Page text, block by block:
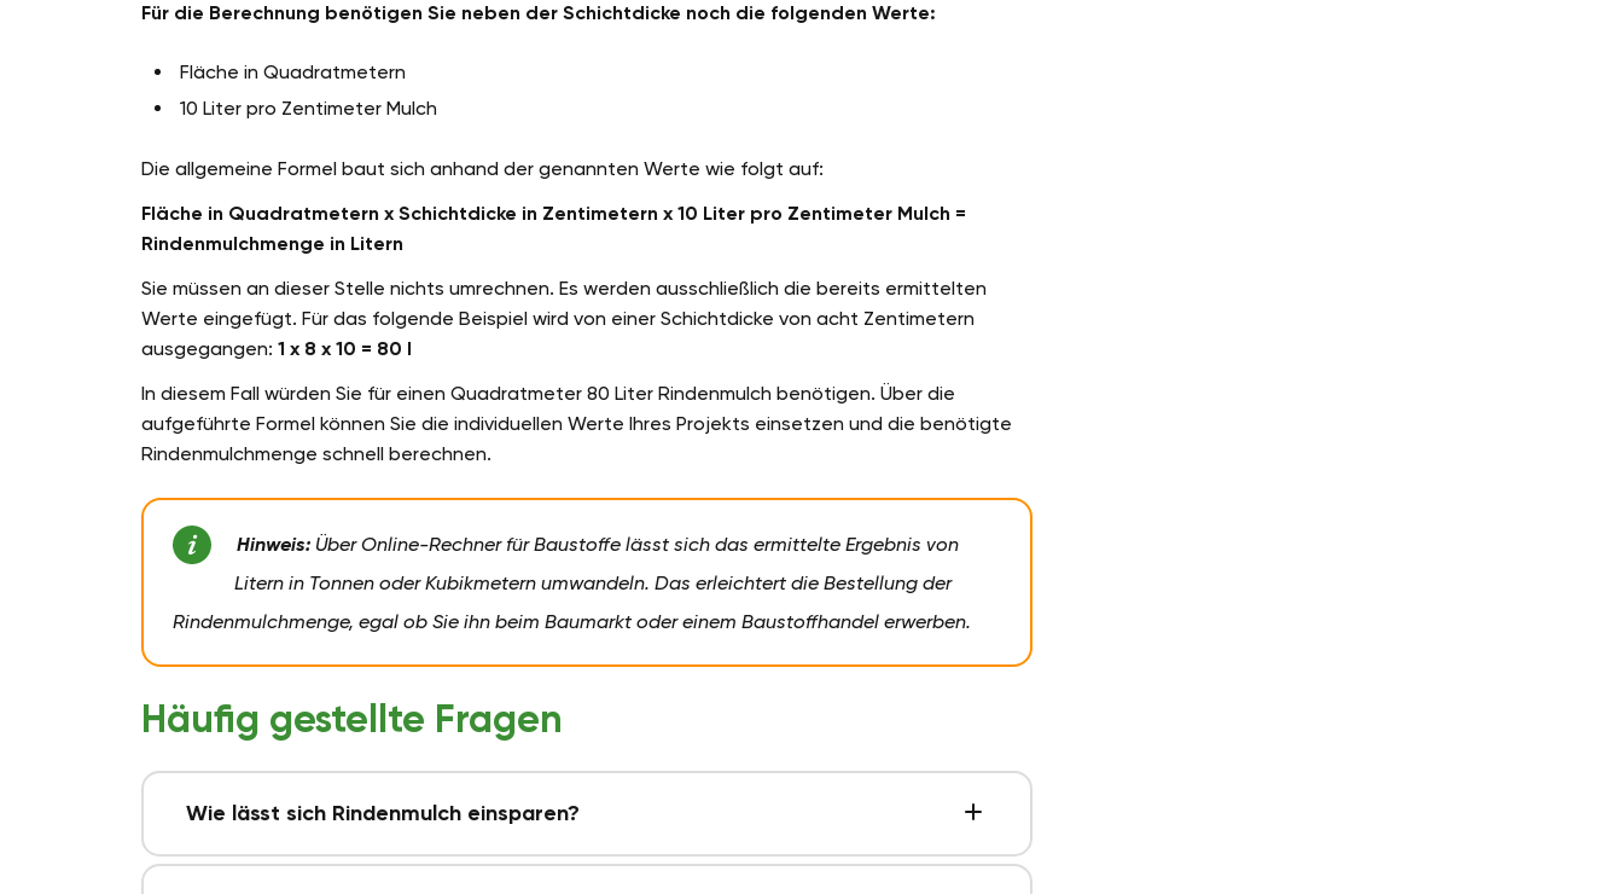
Für die Berechnung benötigen Sie neben der Schichtdicke noch die folgenden Werte:
Fläche in Quadratmetern
10 Liter pro Zentimeter Mulch
Die allgemeine Formel baut sich anhand der genannten Werte wie folgt auf:
Fläche in Quadratmetern x Schichtdicke in Zentimetern x 10 Liter pro Zentimeter Mulch =
Rindenmulchmenge in Litern
Sie müssen an dieser Stelle nichts umrechnen. Es werden ausschließlich die bereits ermittelten
Werte eingefügt. Für das folgende Beispiel wird von einer Schichtdicke von acht Zentimetern
ausgegangen: 1 x 8 x 10 = 80 l
In diesem Fall würden Sie für einen Quadratmeter 80 Liter Rindenmulch benötigen. Über die
aufgeführte Formel können Sie die individuellen Werte Ihres Projekts einsetzen und die benötigte
Rindenmulchmenge schnell berechnen.
Hinweis: Über Online-Rechner für Baustoffe lässt sich das ermittelte Ergebnis von
Litern in Tonnen oder Kubikmetern umwandeln. Das erleichtert die Bestellung der
Rindenmulchmenge, egal ob Sie ihn beim Baumarkt oder einem Baustoffhandel erwerben.
Häufig gestellte Fragen
Wie lässt sich Rindenmulch einsparen?